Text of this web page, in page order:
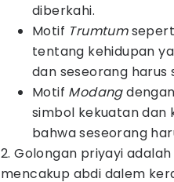
diberkahi.
Motif Trumtum
tentang kehidupan
dan seseorang harus
Motif Modang
simbol kekuatan dan
bahwa seseorang
2. Golongan priyayi
mencakup abdi dalem